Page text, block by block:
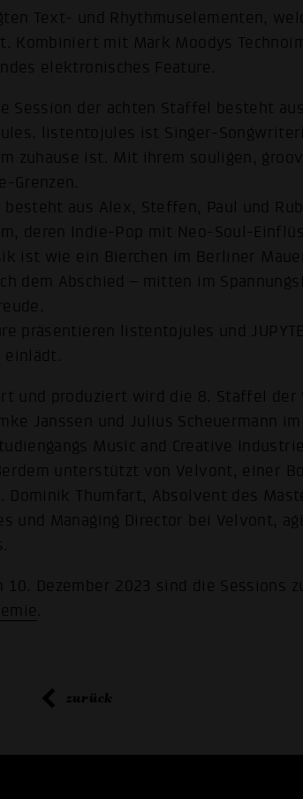
Text- und Rhythmuselementen,
Kombiniert mit Mark Moodys
elektronisches Feature.
Session der achten Staffel besteht aus
listentojules ist Singer-
zuhause ist. Mit ihrem souligen,
Grenzen.
besteht aus Alex, Steffen, Paul und
deren Indie-Pop mit Neo-Soul-
ist wie ein Bierchen im Berliner
dem Abschied – mitten im
präsentieren listentojules und
einlädt.
und produziert wird die 8. Staffel der
Janssen und Julius Scheuermann
Music and Creative
unterstützt von Velvont, einer
Dominik Thumfart, Absolvent des
und Managing Director bei Velvont,
10. Dezember 2023 sind die Sessions
.
zurück